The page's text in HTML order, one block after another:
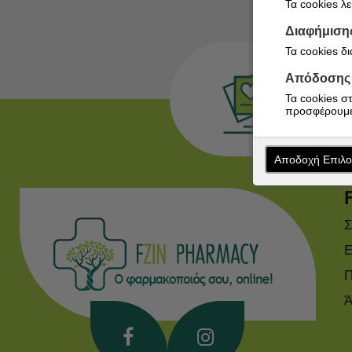
Τα cookies
Τα cookies
Απόδοσης
Τα cookies
Αποδοχή